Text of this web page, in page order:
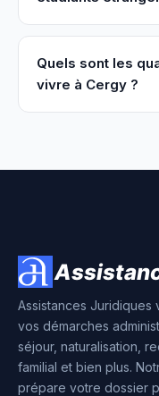
Quels sont les
vivre à Cergy ?
Assistances Juridiques
vos démarches
séjour, naturalisation,
familial et bien plus.
prépare votre dossier